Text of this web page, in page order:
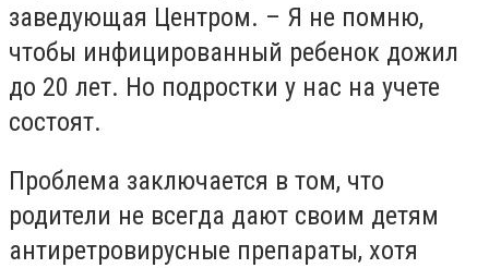
заведующая Центром. – Я не помню,
чтобы инфицированный ребенок дожил
до 20 лет. Но подростки у нас на учете
состоят.
Проблема заключается в том, что
родители не всегда дают своим детям
антиретровирусные препараты, хотя